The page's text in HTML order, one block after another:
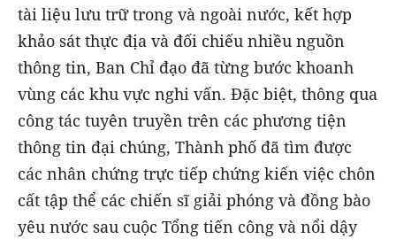
tài liệu lưu trữ trong và ngoài nước, kết hợp
khảo sát thực địa và đối chiếu nhiều nguồn
thông tin, Ban Chỉ đạo đã từng bước khoanh
vùng các khu vực nghi vấn. Đặc biệt, thông qua
công tác tuyên truyền trên các phương tiện
thông tin đại chúng, Thành phố đã tìm được
các nhân chứng trực tiếp chứng kiến việc chôn
cất tập thể các chiến sĩ giải phóng và đồng bào
yêu nước sau cuộc Tổng tiến công và nổi dậy